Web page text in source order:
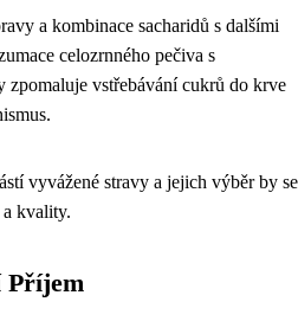
a kombinace sacharidů s dalšími
celozrnného pečiva s
vstřebávání cukrů do krve
vyvážené stravy a jejich výběr by se
kvality.
Příjem